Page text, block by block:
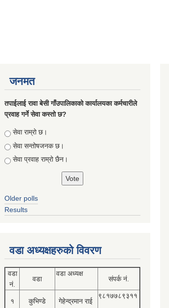
जनमत
तपाईलाई रावा बेसी गाँउपालिकाको कार्यालयका कर्मचारीले
प्रवाह गर्ने सेवा कस्तो छ?
Choices
सेवा राम्रो छ।
सेवा सन्तोषजनक छ।
सेवा प्रवाह राम्रो छैन।
Older polls
Results
वडा अध्यक्षहरुको विवरण
वडा
नं.
वडा
वडा अध्यक्ष
संपर्क नं.
१ कुभिण्डे गेहेन्द्रमान राई
९८१७७८९३११